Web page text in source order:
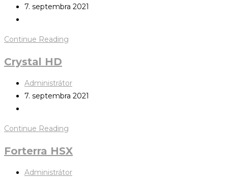
7. septembra 2021
Continue Reading
Crystal HD
Administrátor
7. septembra 2021
Continue Reading
Forterra HSX
Administrátor